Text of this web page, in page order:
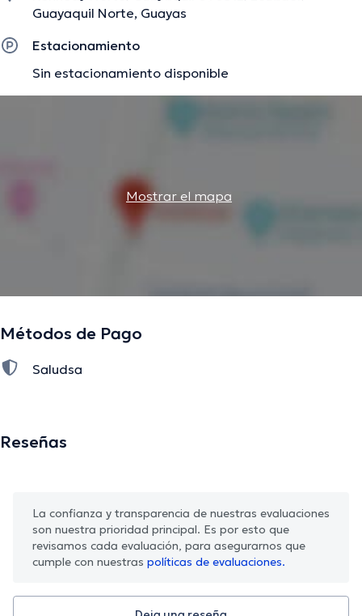
Guayaquil Norte, Guayas
Estacionamiento
Sin estacionamiento disponible
Mostrar el mapa
Métodos de Pago
Saludsa
Reseñas
La confianza y transparencia de nuestras evaluaciones
son nuestra prioridad principal. Es por esto que
revisamos cada evaluación, para asegurarnos que
cumple con nuestras políticas de evaluaciones.